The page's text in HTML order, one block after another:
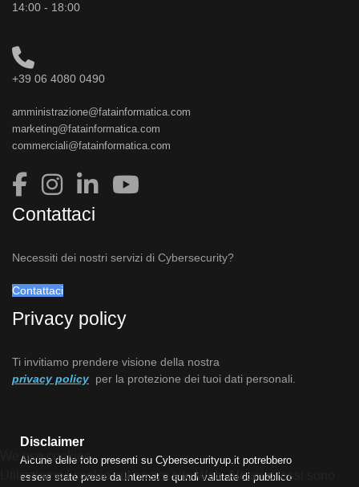
14:00 - 18:00
+39 06 4080 0490
amministrazione@fatainformatica.com
marketing@fatainformatica.com
commerciali@fatainformatica.com
Contattaci
Necessiti dei nostri servizi di Cybersecurity?
Contattaci
Privacy policy
Ti invitiamo prendere visione della nostra
privacy policy per la protezione dei tuoi dati personali.
Disclaimer
Alcune delle foto presenti su Cybersecurityup.it potrebbero
essere state prese da Internet e quindi valutate di pubblico
We use cookies
Utilizziamo i cookie sul nostro sito Web. Alcuni di essi sono